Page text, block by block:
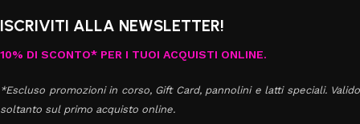
ISCRIVITI ALLA NEWSLETTER!
10% DI SCONTO* PER I TUOI ACQUISTI ONLINE.
*Escluso promozioni in corso, Gift Card, pannolini e latti speciali. Valido
soltanto sul primo acquisto online.